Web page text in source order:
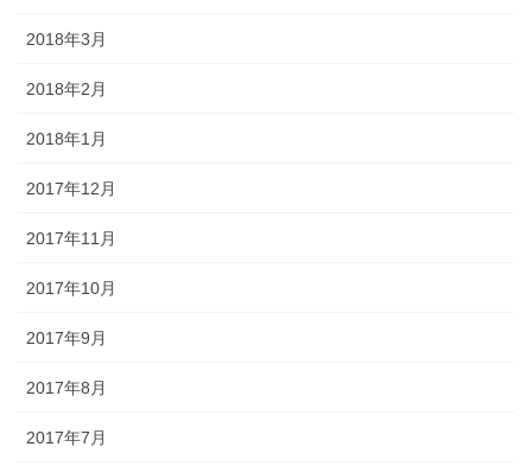
2018年3月
2018年2月
2018年1月
2017年12月
2017年11月
2017年10月
2017年9月
2017年8月
2017年7月